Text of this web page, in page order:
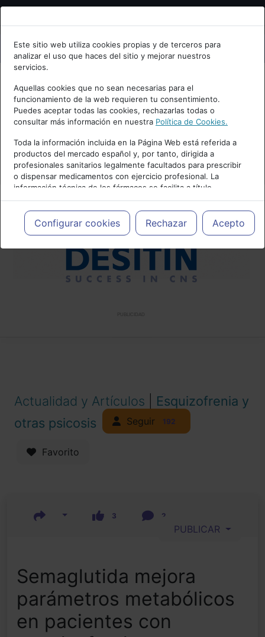
Bienvenid@ a psiquiatria.com
Escribe tu Email
Accede o regístrate con tu email.
Cancelar
Este sitio web utiliza cookies propias y de terceros para
analizar el uso que haces del sitio y mejorar nuestros
servicios.
Aquellas cookies que no sean necesarias para el
funcionamiento de la web requieren tu consentimiento.
Puedes aceptar todas las cookies, rechazarlas todas o
consultar más información en nuestra Política de Cookies.
Toda la información incluida en la Página Web está referida a
productos del mercado español y, por tanto, dirigida a
profesionales sanitarios legalmente facultados para prescribir
o dispensar medicamentos con ejercicio profesional. La
información técnica de los fármacos se facilita a título
meramente informativo, siendo responsabilidad de los
profesionales facultados prescribir medicamentos y decidir, en
cada caso concreto, el tratamiento más adecuado a las
necesidades del paciente.
Configurar cookies Rechazar Acepto
Actualidad y Artículos
Esquizofrenia y
otras psicosis
Seguir 192
Favorito
3 2
PUBLICAR
Semaglutida mejora
parámetros metabólicos
en pacientes con